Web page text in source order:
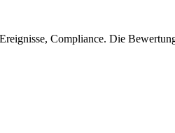
Compliance. Die